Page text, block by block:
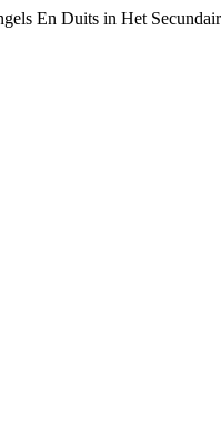
En Duits in Het